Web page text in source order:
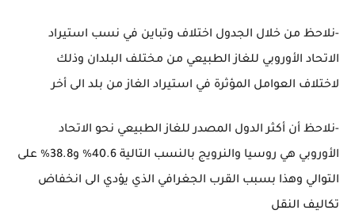
-نلاحظ من خلال الجدول اختلاف وتباين في نسب استيراد
الاتحاد الأوروبي للغاز الطبيعي من مختلف البلدان وذلك
لاختلاف العوامل المؤثرة في استيراد الغاز من بلد الى أخر
-نلاحظ أن أكثر الدول المصدر للغاز الطبيعي نحو الاتحاد
الأوروبي هي روسيا والنرويج بالنسب التالية 40.6
% و38.8 % على
التوالي وهذا بسبب القرب الجغرافي الذي يؤدي الى انخفاض
تكاليف النقل